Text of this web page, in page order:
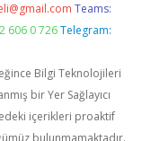
Teams:
606 0 726 Telegram:
Bilgi Teknolojileri
bir Yer Sağlayıcı
içerikleri proaktif
bulunmamaktadır.